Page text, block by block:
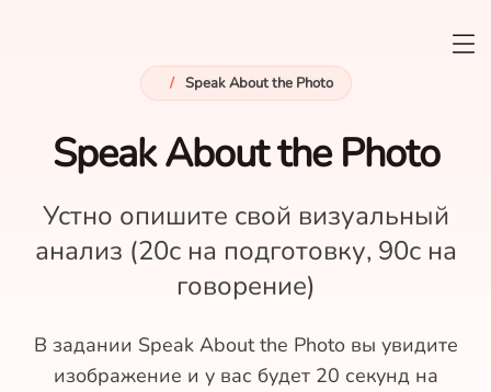
/ Speak About the Photo
Speak About the Photo
Устно опишите свой визуальный
анализ (20с на подготовку, 90с на
говорение)
В задании Speak About the Photo вы увидите
изображение и у вас будет 20 секунд на